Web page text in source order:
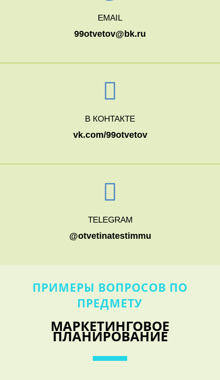
EMAIL
99otvetov@bk.ru
В КОНТАКТЕ
vk.com/99otvetov
TELEGRAM
@otvetinatestimmu
ПРИМЕРЫ ВОПРОСОВ ПО
ПРЕДМЕТУ
МАРКЕТИНГОВОЕ
ПЛАНИРОВАНИЕ